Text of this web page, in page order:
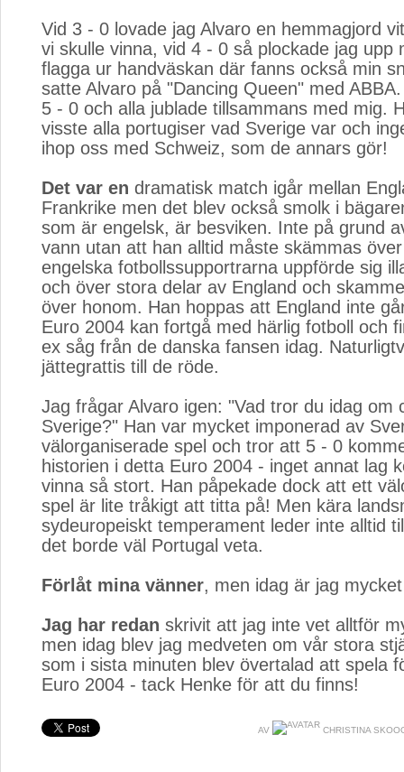
Vid 3 - 0 lovade jag Alvaro en hemmagjord
vi skulle vinna, vid 4 - 0 så plockade jag upp
flagga ur handväskan där fanns också min
satte Alvaro på "Dancing Queen" med
5 - 0 och alla jublade tillsammans med mig.
visste alla portugiser vad Sverige var och
ihop oss med Schweiz, som de annars gör!
Det var en dramatisk match igår mellan
Frankrike men det blev också smolk i
som är engelsk, är besviken. Inte på grund
vann utan att han alltid måste skämmas
engelska fotbollssupportrarna uppförde sig
och över stora delar av England och
över honom. Han hoppas att England inte
Euro 2004 kan fortgå med härlig fotboll och
ex såg från de danska fansen idag.
jättegrattis till de röde.
Jag frågar Alvaro igen: "Vad tror du idag om
Sverige?" Han var mycket imponerad av
välorganiserade spel och tror att 5 - 0
historien i detta Euro 2004 - inget annat lag
vinna så stort. Han påpekade dock att ett
spel är lite tråkigt att titta på! Men kära
sydeuropeiskt temperament leder inte alltid
det borde väl Portugal veta.
Förlåt mina vänner, men idag är jag
Jag har redan skrivit att jag inte vet alltför
men idag blev jag medveten om vår stora
som i sista minuten blev övertalad att spela
Euro 2004 - tack Henke för att du finns!
AV CHRISTINA